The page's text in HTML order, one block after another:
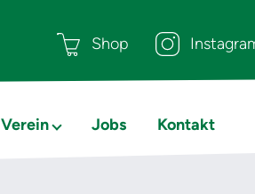
Shop
Verein Jobs Kontakt